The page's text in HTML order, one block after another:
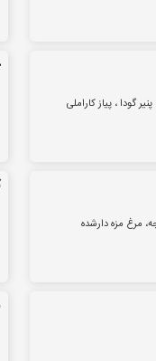
مرغ مزه دارشده